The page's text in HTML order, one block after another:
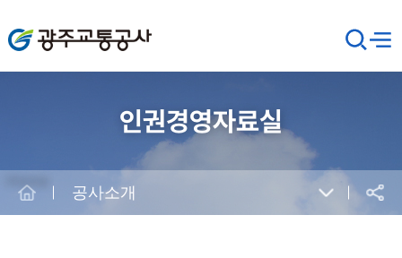
광주교통공사
검
색
창
메뉴
인권경영자료실
공유
공사소개